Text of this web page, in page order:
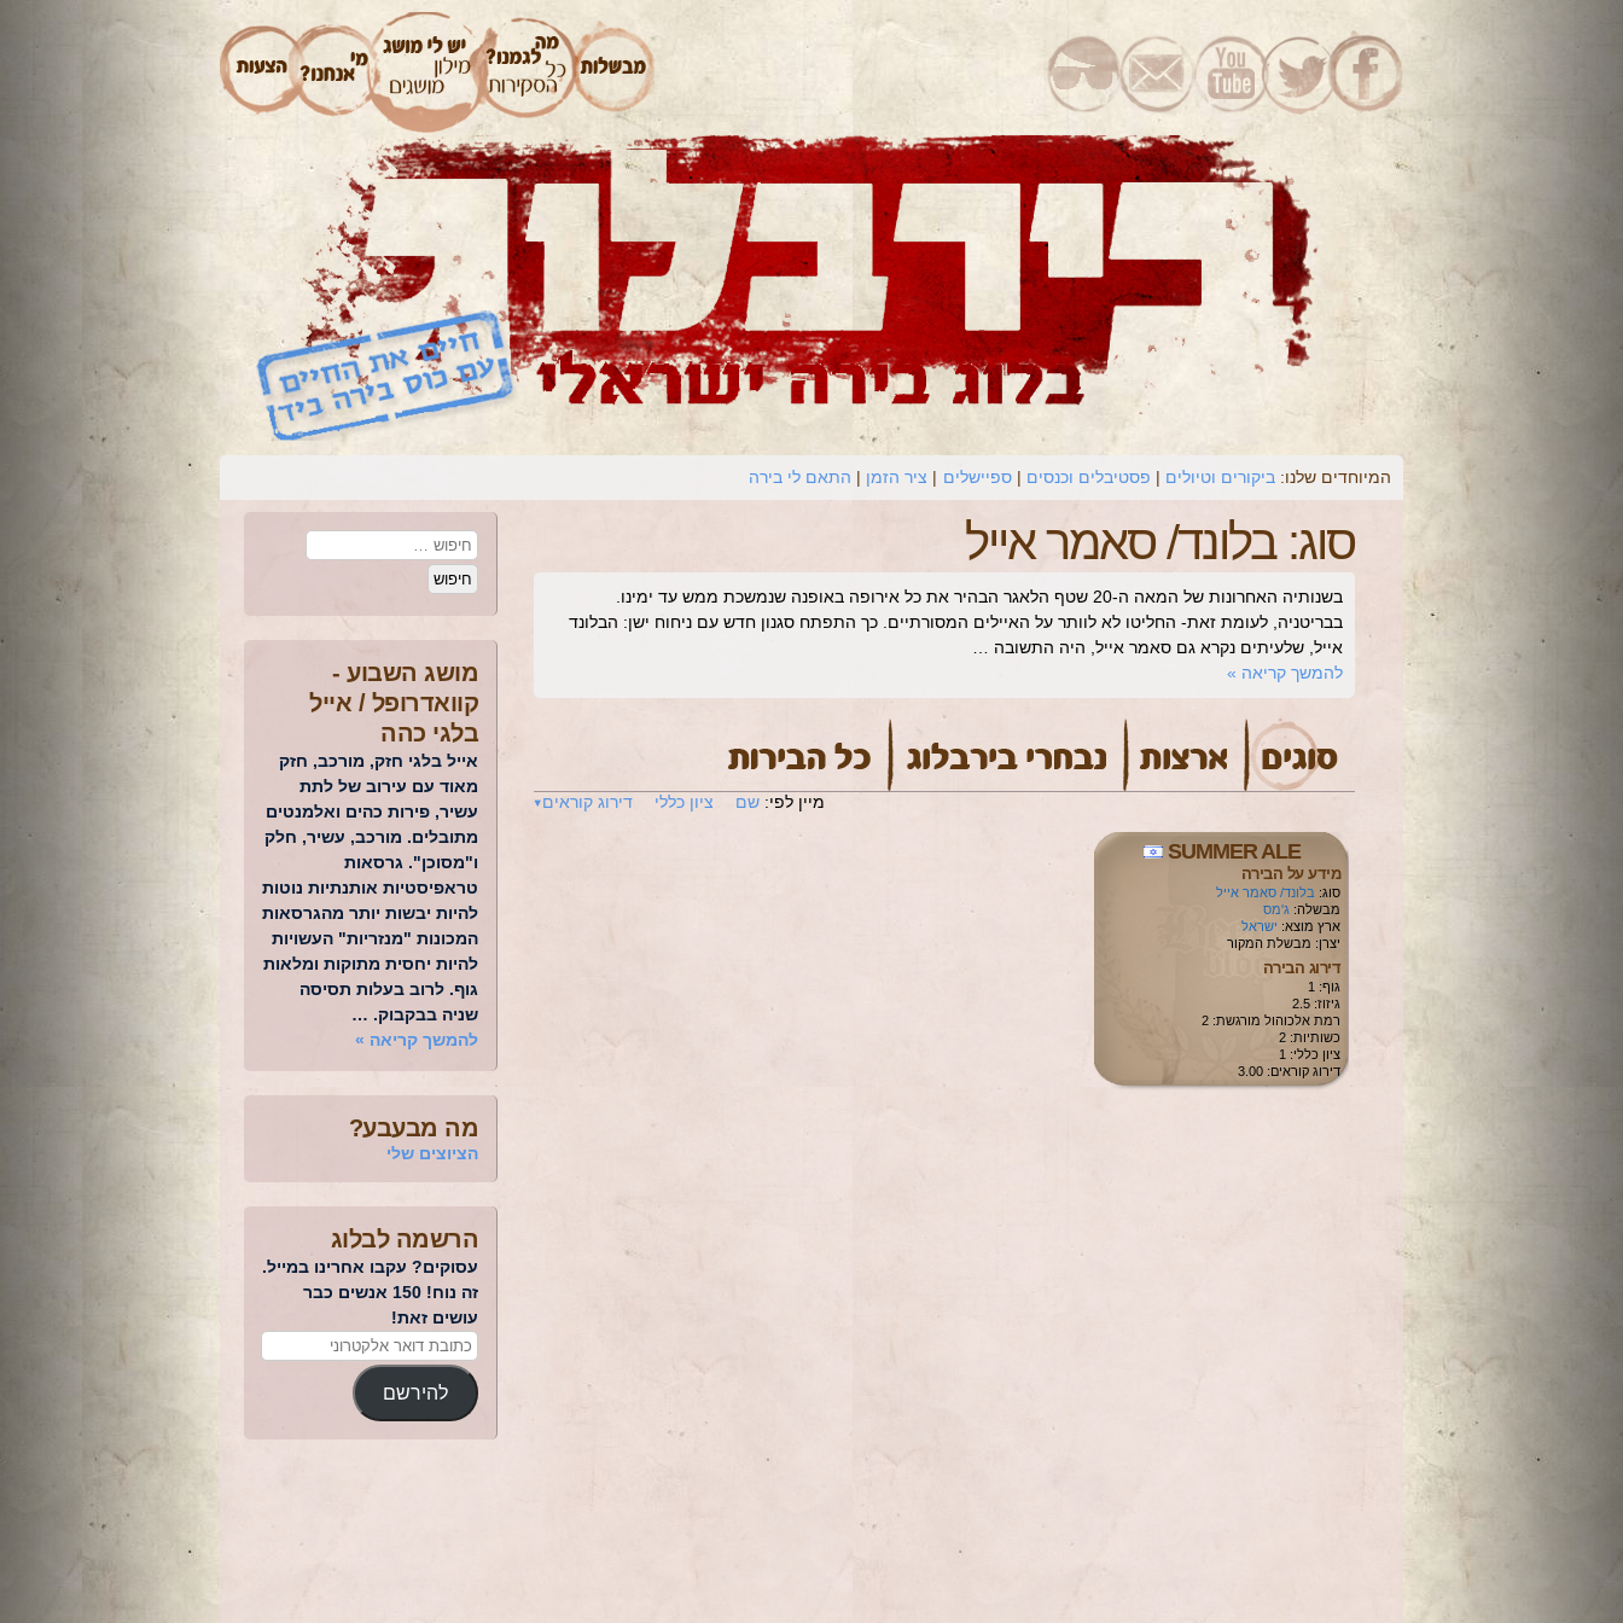
המיוחדים שלנו: ביקורים וטיולים פסטיבלים וכנסים ספיישלים ציר הזמן התאם לי בירה
סוג:בלונד/ סאמר אייל
בשנותיה האחרונות של המאה ה-20 שטף הלאגר הבהיר את כל אירופה באופנה שנמשכת ממש עד ימינו.
בבריטניה, לעומת זאת- החליטו לא לוותר על האיילים המסורתיים. כך התפתח סגנון חדש עם ניחוח ישן: הבלונד
אייל, שלעיתים נקרא גם סאמר אייל, היה התשובה …
להמשך קריאה »
מיין לפי: שם ציון כללי דירוג קוראים
SUMMER ALE
מידע על הבירה
סוג: בלונד/ סאמר אייל
מבשלה: ג'מס
ארץ מוצא: ישראל
יצרן: מבשלת המקור
דירוג הבירה
גוף: 1
גיזוז: 2.5
רמת אלכוהול מורגשת: 2
כשותיות: 2
ציון כללי: 1
דירוג קוראים: 3.00
מושג השבוע -
קוואדרופל / אייל
בלגי כהה
אייל בלגי חזק, מורכב, חזק
מאוד עם עירוב של לתת
עשיר, פירות כהים ואלמנטים
מתובלים. מורכב, עשיר, חלק
ו"מסוכן". גרסאות
טראפיסטיות אותנתיות נוטות
להיות יבשות יותר מהגרסאות
המכונות "מנזריות" העשויות
להיות יחסית מתוקות ומלאות
גוף. לרוב בעלות תסיסה
שניה בבקבוק. …
להמשך קריאה »
מה מבעבע?
הציוצים שלי
הרשמה לבלוג
עסוקים? עקבו אחרינו במייל.
זה נוח! 150 אנשים כבר
עושים זאת!
להירשם